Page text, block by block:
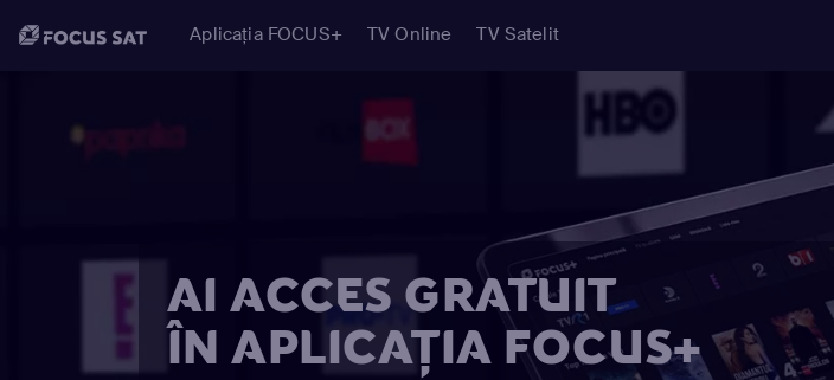
Aplicația FOCUS+ TV Online TV Satelit
AI ACCES GRATUIT
ÎN APLICAȚIA FOCUS+